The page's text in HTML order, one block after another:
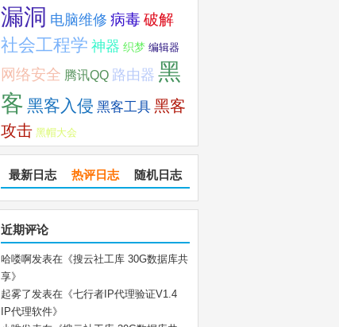
漏洞 电脑维修 病毒破解
社会工程学 神器 织梦 编辑器
网络安全 腾讯QQ 路由器 黑
客 黑客入侵 黑客工具 黑客
攻击 黑帽大会
最新日志 热评日志 随机日志
近期评论
哈喽啊发表在《搜云社工库 30G数据库共
享》
起雾了发表在《七行者IP代理验证V1.4
IP代理软件》